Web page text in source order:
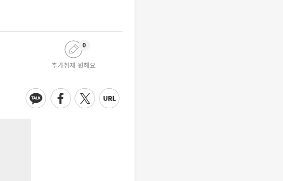
추가취재 원해요
0